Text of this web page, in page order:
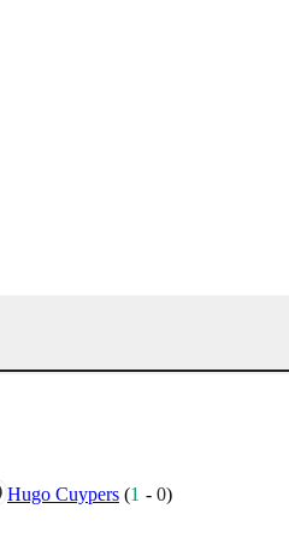
Hugo Cuypers (1 -0)